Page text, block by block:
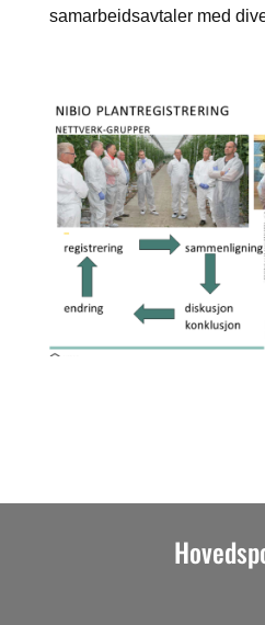
samarbeidsavtaler med